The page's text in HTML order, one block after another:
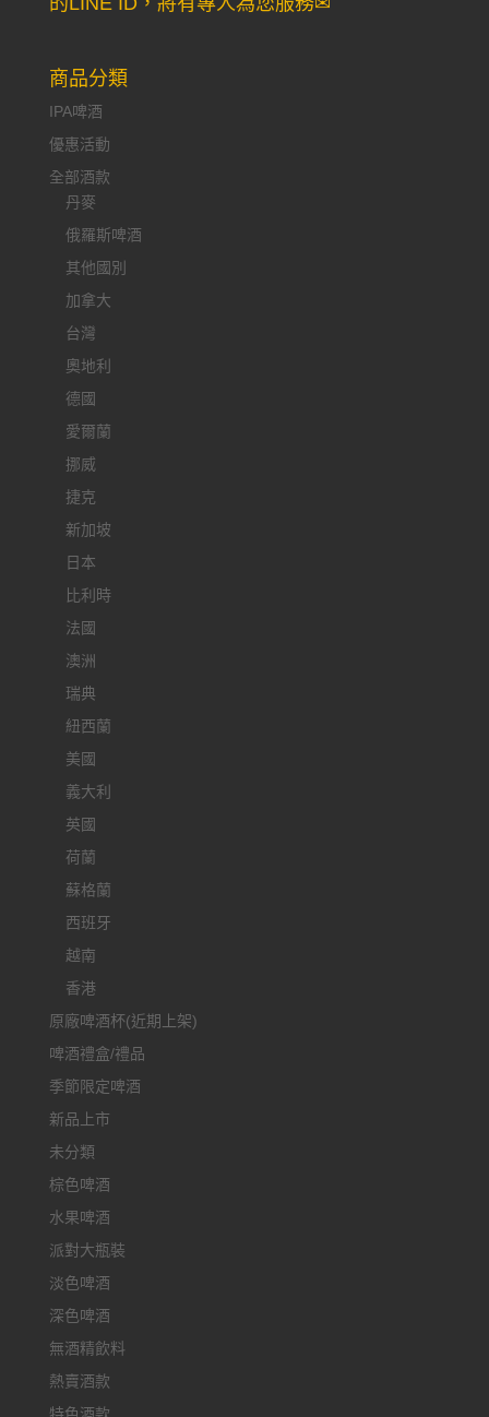
商品分類
IPA啤酒
優惠活動
全部酒款
丹麥
俄羅斯啤酒
其他國別
加拿大
台灣
奧地利
德國
愛爾蘭
挪威
捷克
新加坡
日本
比利時
法國
澳洲
瑞典
紐西蘭
美國
義大利
英國
荷蘭
蘇格蘭
西班牙
越南
香港
原廠啤酒杯(近期上架)
啤酒禮盒/禮品
季節限定啤酒
新品上市
未分類
棕色啤酒
水果啤酒
派對大瓶裝
淡色啤酒
深色啤酒
無酒精飲料
熱賣酒款